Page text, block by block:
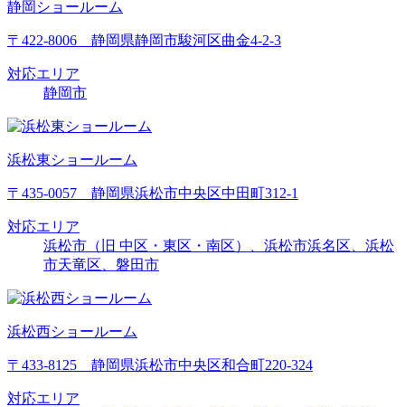
静岡ショールーム
〒422-8006 静岡県静岡市駿河区曲金4-2-3
対応エリア
静岡市
浜松東ショールーム
〒435-0057 静岡県浜松市中央区中田町312-1
対応エリア
浜松市（旧 中区・東区・南区）、浜松市浜名区、浜松
市天竜区、磐田市
浜松西ショールーム
〒433-8125 静岡県浜松市中央区和合町220-324
対応エリア